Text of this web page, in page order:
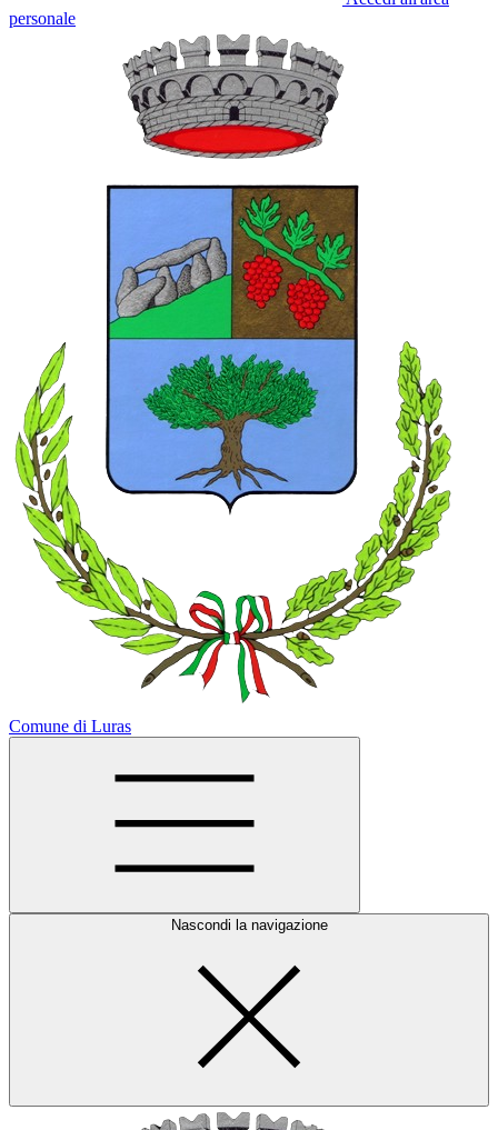
personale
Comune di Luras
Nascondi la navigazione